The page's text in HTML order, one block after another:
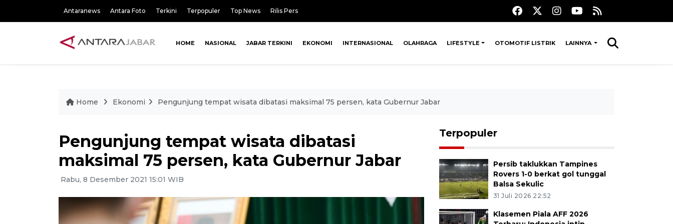
Antaranews Antara Foto Terkini Terpopuler Top News Rilis Pers
HOME NASIONAL JABAR TERKINI EKONOMI INTERNASIONAL OLAHRAGA LIFESTYLE OTOMOTIF LISTRIK LAINNYA
Home Ekonomi Pengunjung tempat wisata dibatasi maksimal 75 persen, kata Gubernur Jabar
Pengunjung tempat wisata dibatasi
maksimal 75 persen, kata Gubernur Jabar
Rabu, 8 Desember 2021 15:01 WIB
Terpopuler
Persib taklukkan Tampines
Rovers 1-0 berkat gol tunggal
Balsa Sekulic
31 Juli 2026 22:52
Klasemen Piala AFF 2026